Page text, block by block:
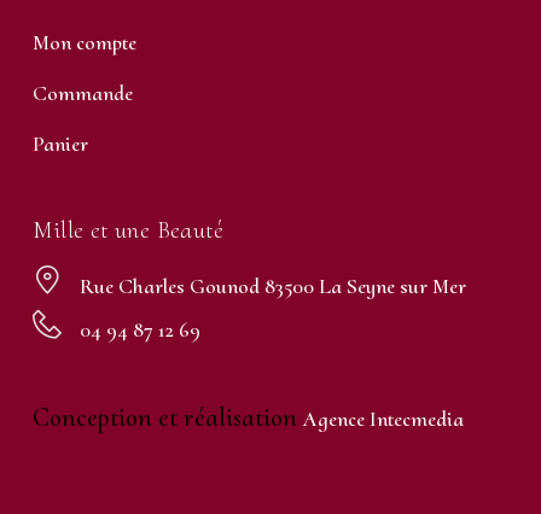
Mon compte
Commande
Panier
Mille et une Beauté
Rue Charles Gounod 83500 La Seyne sur Mer
04 94 87 12 69
Conception et réalisationAgence Intecmedia